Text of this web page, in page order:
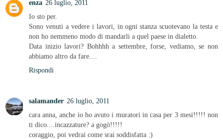
enza 26 luglio, 2011
Io sto per.
Sono venuti a vedere i lavori, in ogni stanza scuotevano la testa e
non ho nemmeno modo di mandarli a quel paese in dialetto.
Data inizio lavori? Bohhhh a settembre, forse, vediamo, se non
abbiamo altro da fare....
Rispondi
salamander 26 luglio, 2011
cara anna, anche io ho avuto i muratori in casa per 3 mesi!!!!! non
ti dico....incazzature? a gogò!!!!!
coraggio, poi vedrai come srai soddisfatta :)